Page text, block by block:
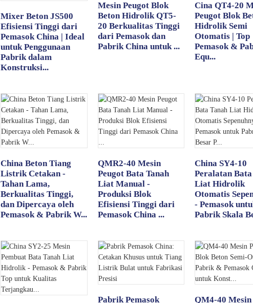
Mixer Beton JS500
Efisiensi Tinggi dari
Pemasok China | Ideal
untuk Penggunaan
Pabrik dalam
Konstruksi...
Mesin Peugot Blok
Beton Hidrolik QT5-
20 Berkualitas Tinggi
dari Pemasok dan
Pabrik China untuk ...
Cina QT4-20
Peugot Blok
Hidrolik Semi
Otomatis | Top
Pemasok &
Equ...
China Beton Tiang
Listrik Cetakan -
Tahan Lama,
Berkualitas Tinggi,
dan Dipercaya oleh
Pemasok & Pabrik W...
QMR2-40 Mesin
Peugot Bata Tanah
Liat Manual -
Produksi Blok
Efisiensi Tinggi dari
Pemasok China ...
China SY4-10
Peralatan Bata
Liat Hidrolik
Otomatis
- Pemasok
Pabrik Skala
Pabrik Pemasok
QM4-40 Mesin